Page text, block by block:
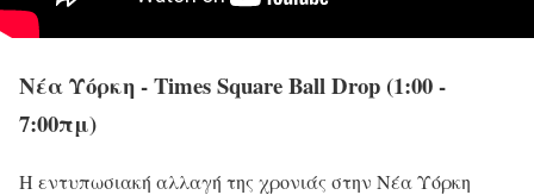
Νέα Υόρκη - Times Square Ball Drop (1:00 -
7:00πμ)
Η εντυπωσιακή αλλαγή της χρονιάς στην Νέα Υόρκη